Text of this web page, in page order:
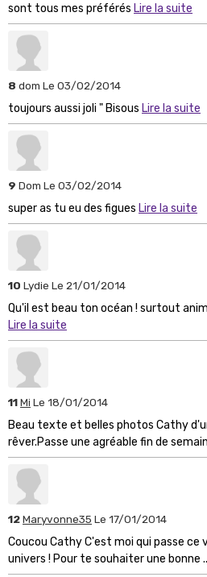
sont tous mes préférés Lire la suite
8 dom Le 03/02/2014
toujours aussi joli " Bisous Lire la suite
9 Dom Le 03/02/2014
super as tu eu des figues Lire la suite
10 Lydie Le 21/01/2014
Qu'il est beau ton océan ! surtout
Lire la suite
11Mi Le 18/01/2014
Beau texte et belles photos Cathy
rêver.Passe une agréable fin de
12Maryvonne35 Le 17/01/2014
Coucou Cathy C'est moi qui passe ce
univers ! Pour te souhaiter une bonne